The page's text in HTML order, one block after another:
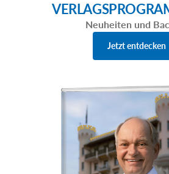
Neuheiten und
Jetzt entdecken